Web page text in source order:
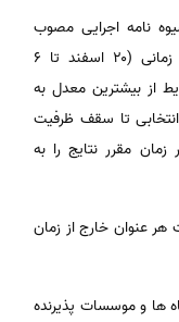
نامه اجرایی مصوب
شورای سنجش و پذیرش دانشجو در برنامه زمانی (۲۰ اسفند تا ۶
از بیشترین معدل به
تا سقف ظرفیت
مقرر نتایج را به
عنوان خارج از زمان
ها و موسسات پذیرنده